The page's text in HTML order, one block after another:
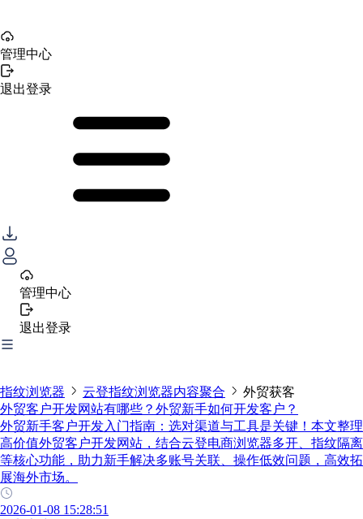
管理中心
退出登录
管理中心
退出登录
指纹浏览器 云登指纹浏览器内容聚合
外贸获客
外贸客户开发网站有哪些？外贸新手如何开发客户？
外贸新手客户开发入门指南：选对渠道与工具是关键！本文整理
高价值外贸客户开发网站，结合云登电商浏览器多开、指纹隔离
等核心功能，助力新手解决多账号关联、操作低效问题，高效拓
展海外市场。
2026-01-08 15:28:51